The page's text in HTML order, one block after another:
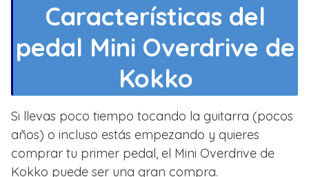
Características del
pedal Mini Overdrive de
Kokko
Si llevas poco tiempo tocando la guitarra (pocos
años) o incluso estás empezando y quieres
comprar tu primer pedal, el Mini Overdrive de
Kokko puede ser una gran compra.